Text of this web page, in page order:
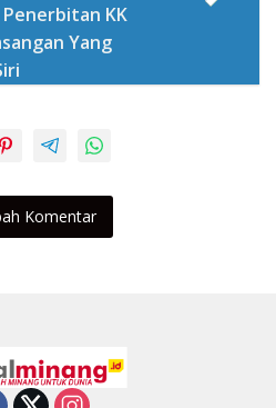
Penerbitan KK
Yang
Komentar